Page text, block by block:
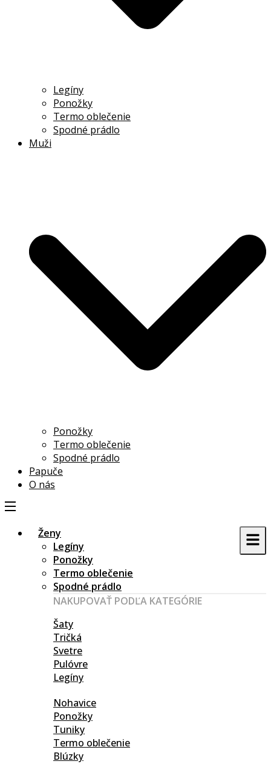
Legíny
Ponožky
Termo oblečenie
Spodné prádlo
Muži
Ponožky
Termo oblečenie
Spodné prádlo
Papuče
O nás
Ženy
Legíny
Ponožky
Termo oblečenie
Spodné prádlo
NAKUPOVAŤ PODĽA KATEGÓRIE
Šaty
Tričká
Svetre
Pulóvre
Legíny
Nohavice
Ponožky
Tuniky
Termo oblečenie
Blúzky